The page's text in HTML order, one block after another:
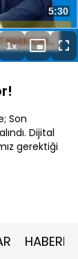
Süre
5:30
1xOynatma
Hızı
Mini
oynatıcı
Son
Dijital
gerektiği